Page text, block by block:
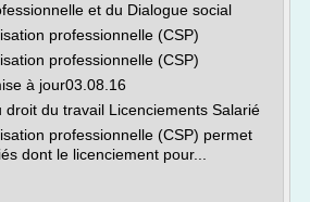
et du Dialogue social
professionnelle (CSP)
professionnelle (CSP)
à jour03.08.16
droit du travail Licenciements Salarié
professionnelle (CSP) permet
dont le licenciement pour...